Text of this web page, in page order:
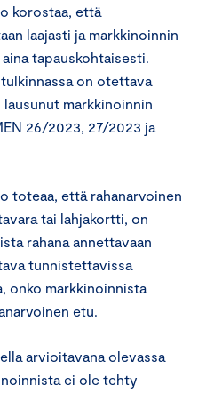
korostaa, että
laajasti ja markkinoinnin
tapauskohtaisesti.
on otettava
markkinoinnin
26/2023, 27/2023 ja
toteaa, että rahanarvoinen
tai lahjakortti, on
rahana annettavaan
tunnistettavissa
onko markkinoinnista
etu.
arvioitavana olevassa
ei ole tehty